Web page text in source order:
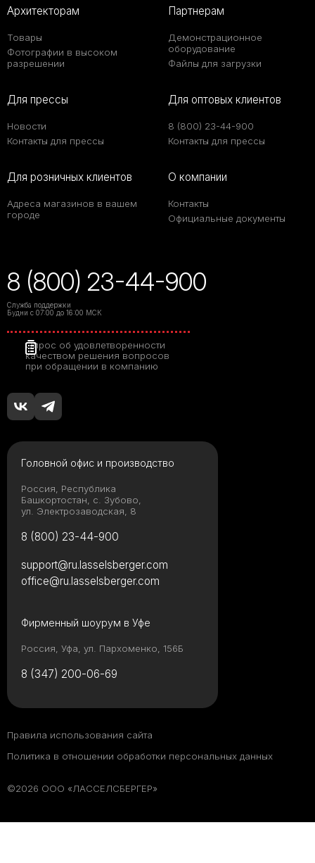
Архитекторам
Товары
Фотографии в высоком
разрешении
Партнерам
Демонстрационное
оборудование
Файлы для загрузки
Для прессы
Новости
Контакты для прессы
Для оптовых клиентов
8 (800) 23-44-900
Контакты для прессы
Для розничных клиентов
Адреса магазинов в вашем
городе
О компании
Контакты
Официальные документы
8 (800) 23-44-900
Служба поддержки
Будни с 07:00 до 16:00 МСК
Опрос об удовлетворенности
качеством решения вопросов
при обращении в компанию
Головной офис и производство
Россия, Республика
Башкортостан, с. Зубово,
ул. Электрозаводская, 8
8 (800) 23-44-900
Фирменный шоурум в Уфе
Россия, Уфа, ул. Пархоменко, 156Б
8 (347) 200-06-69
support@ru.lasselsberger.com
office@ru.lasselsberger.com
©2026 ООО «ЛАССЕЛСБЕРГЕР»
Правила использования сайта
Политика в отношении обработки персональных данных